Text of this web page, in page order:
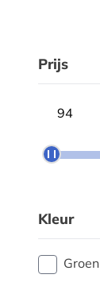
Prijs
Kleur
Groen